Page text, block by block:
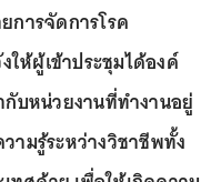
การจัดการโรค
ให้ผู้เข้าประชุมได้องค์
กับหน่วยงานที่ทำงานอยู่
ามรู้ระหว่างวิชาชีพทั้ง